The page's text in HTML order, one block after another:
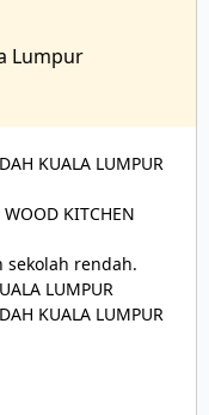
Lumpur
KUALA LUMPUR
WOOD KITCHEN
sekolah rendah.
LUMPUR
KUALA LUMPUR